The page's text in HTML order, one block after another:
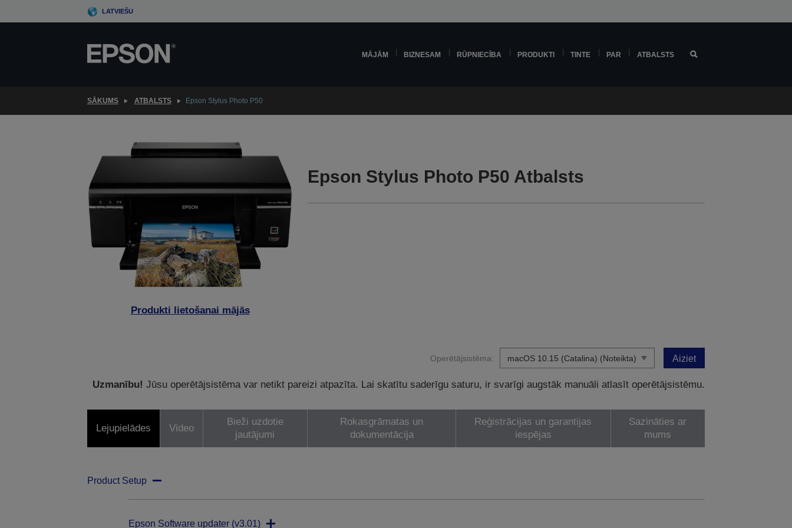
to
LATVIEŠU
MĀJĀM BIZNESAM RŪPNIECĪBA PRODUKTI TINTE PAR ATBALSTS
SĀKUMS ATBALSTS Epson Stylus Photo P50
Produkti lietošanai mājās
Epson Stylus Photo P50 Atbalsts
Operētājsistēma: Aiziet
Uzmanību! Jūsu operētājsistēma var netikt pareizi atpazīta. Lai skatītu saderīgu saturu, ir svarīgi augstāk manuāli atlasīt operētājsistēmu.
Lejupielādes Video
Bieži uzdotie
jautājumi
Rokasgrāmatas un
dokumentācija
Reģistrācijas un garantijas
iespējas
Sazināties ar
mums
Product Setup
Epson Software updater (v3.01)